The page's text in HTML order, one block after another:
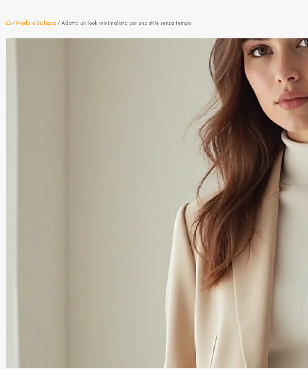
/ Moda e bellezza / Adotta un look minimalista per uno stile senza tempo